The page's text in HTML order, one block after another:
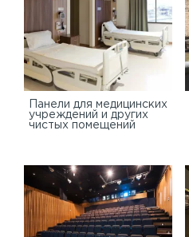
Панели для медицинских
учреждений и других
чистых помещений